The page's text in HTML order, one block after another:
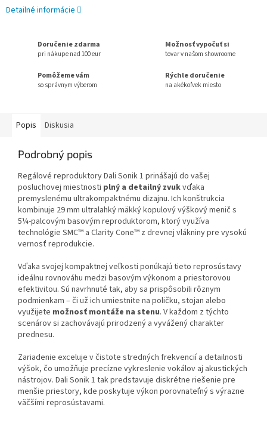
Detailné informácie
Doručenie zdarma
pri nákupe nad 100 eur
Možnosť vypočuť si
tovar v našom showroome
Pomôžeme vám
so správnym výberom
Rýchle doručenie
na akékoľvek miesto
Popis Diskusia
Podrobný popis
Regálové reproduktory Dali Sonik 1 prinášajú do vašej
posluchovej miestnosti plný a detailný zvukvďaka
premyslenému ultrakompaktnému dizajnu. Ich konštrukcia
kombinuje 29 mm ultralahký mäkký kopulový výškový menič s
5¼-palcovým basovým reproduktorom, ktorý využíva
technológie SMC™ a Clarity Cone™ z drevnej vlákniny pre vysokú
vernosť reprodukcie.
Vďaka svojej kompaktnej veľkosti ponúkajú tieto reprosústavy
ideálnu rovnováhu medzi basovým výkonom a priestorovou
efektivitou. Sú navrhnuté tak, aby sa prispôsobili rôznym
podmienkam – či už ich umiestnite na poličku, stojan alebo
využijete možnosť montáže na stenu. V každom z týchto
scenárov si zachovávajú prirodzený a vyvážený charakter
prednesu.
Zariadenie exceluje v čistote stredných frekvencií a detailnosti
výšok, čo umožňuje precízne vykreslenie vokálov aj akustických
nástrojov. Dali Sonik 1 tak predstavuje diskrétne riešenie pre
menšie priestory, kde poskytuje výkon porovnateľný s výrazne
väčšími reprosústavami.